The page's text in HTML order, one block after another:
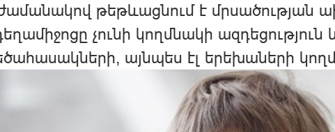
թեթևացնում է մրսածության
չունի կողմնակի ազդեցություն
այնպես էլ երեխաների